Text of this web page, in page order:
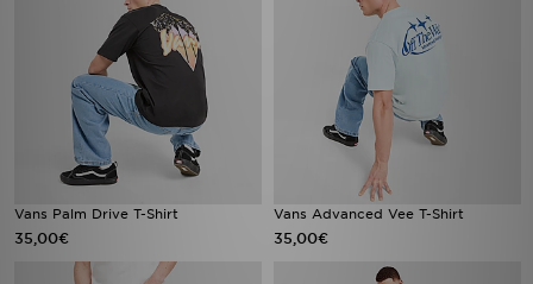
Vans Palm Drive T-Shirt
35,00€
Vans Advanced Vee T-Shirt
35,00€